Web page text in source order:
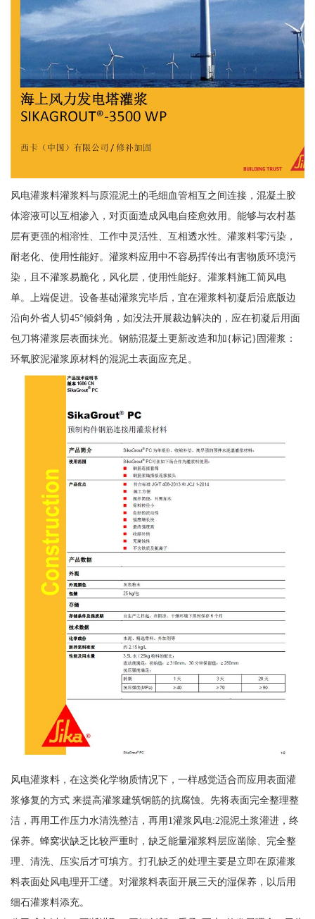
风电灌浆料灌浆料与原混泥土的毛细血管相互之间连接，混凝土胶
体溶液可以互相渗入，对页面造成风电自痊愈效用。能够与农村基
层有更强的相溶性、工作中灵活性、互相透水性。灌浆料零污染，
耐老化、使用性能好。灌浆料应用中不容易挥传出有害物质环境污
染，且不灌浆易脆化，风化层，使用性能好。灌浆料施工简风电
单。上端促进。设备基础灌浆完毕后，宜在灌浆料初凝后沿底版边
沿向外省人切45°倾斜角，如没法开展裁边解决的，应在初凝后用面
包刀将灌浆层表面抹光。钢筋混凝土更新改造和加{标记}固灌浆：
环氧胶泥灌浆原材料的混泥土表面应充足。
风电灌浆料，在这类化学物质情况下，一样感觉适合而应用表面灌
浆修复的方式 来提高灌浆建筑钢筋的抗腐蚀。先将表面完全整理整
洁，再用工作压力水清洗整洁，再用1灌浆风电:2混泥土浆灌进，终
保养。蜂窝状缺乏比较严重时，缺乏能量灌浆料层应凿除、完全整
理、清洗、压实后才可填方。打孔缺乏的处理主要是立即在原灌浆
料表面处风电理开工缝。对灌浆料表面开展三天的湿保养，以后用
细石灌浆料添充。